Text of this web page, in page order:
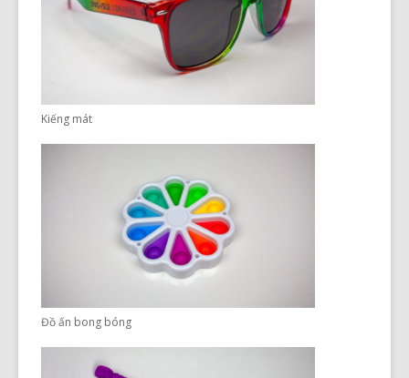
Kiếng mát
Đồ ấn bong bóng